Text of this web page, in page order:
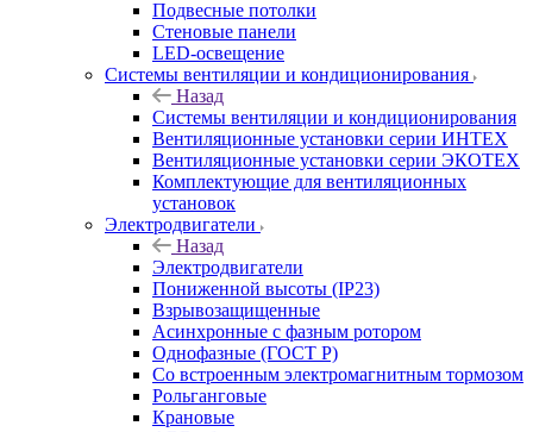
Подвесные потолки
Стеновые панели
LED-освещение
Системы вентиляции и кондиционирования
Назад
Системы вентиляции и кондиционирования
Вентиляционные установки серии ИНТЕХ
Вентиляционные установки серии ЭКОТЕХ
Комплектующие для вентиляционных
установок
Электродвигатели
Назад
Электродвигатели
Пониженной высоты (IP23)
Взрывозащищенные
Асинхронные с фазным ротором
Однофазные (ГОСТ Р)
Со встроенным электромагнитным тормозом
Рольганговые
Крановые